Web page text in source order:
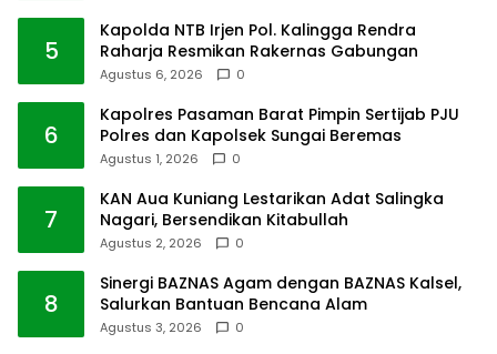
5
Kapolda NTB Irjen Pol. Kalingga Rendra
Raharja Resmikan Rakernas Gabungan
Agustus 6, 2026 0
6
Kapolres Pasaman Barat Pimpin Sertijab PJU
Polres dan Kapolsek Sungai Beremas
Agustus 1, 2026 0
7
KAN Aua Kuniang Lestarikan Adat Salingka
Nagari, Bersendikan Kitabullah
Agustus 2, 2026 0
8
Sinergi BAZNAS Agam dengan BAZNAS Kalsel,
Salurkan Bantuan Bencana Alam
Agustus 3, 2026 0